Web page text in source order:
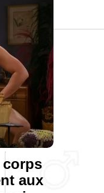
corps
aux